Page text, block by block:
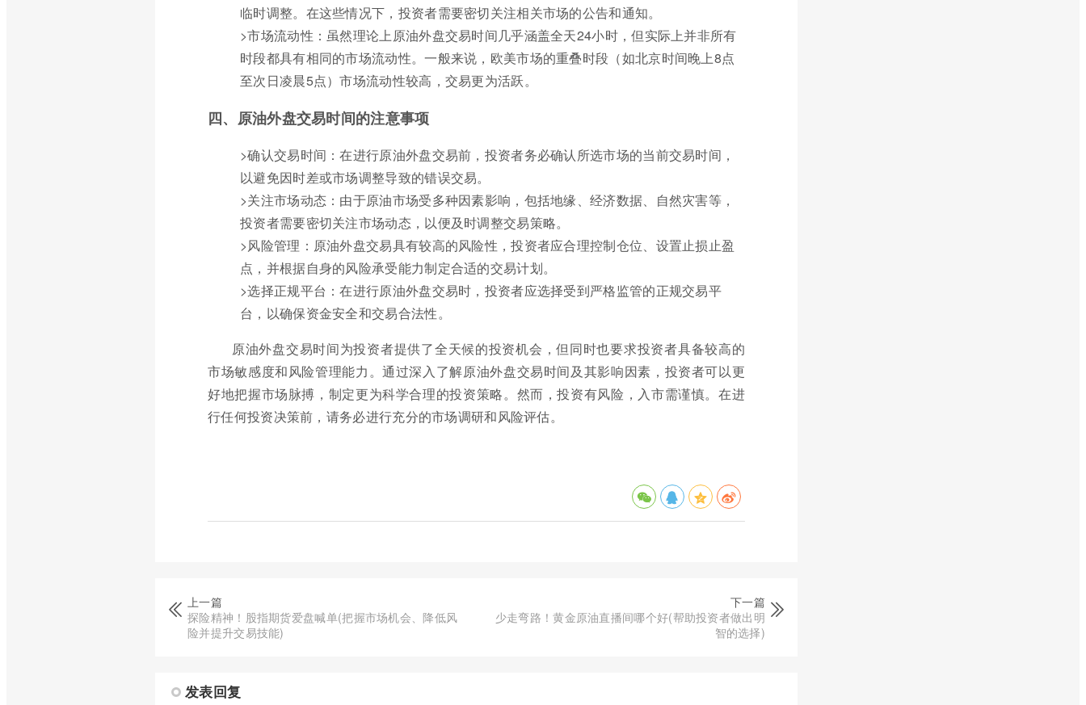
临时调整。在这些情况下，投资者需要密切关注相关市场的公告和通知。
>市场流动性：虽然理论上原油外盘交易时间几乎涵盖全天24小时，但实际上并非所有
时段都具有相同的市场流动性。一般来说，欧美市场的重叠时段（如北京时间晚上8点
至次日凌晨5点）市场流动性较高，交易更为活跃。
四、原油外盘交易时间的注意事项
>确认交易时间：在进行原油外盘交易前，投资者务必确认所选市场的当前交易时间，
以避免因时差或市场调整导致的错误交易。
>关注市场动态：由于原油市场受多种因素影响，包括地缘、经济数据、自然灾害等，
投资者需要密切关注市场动态，以便及时调整交易策略。
>风险管理：原油外盘交易具有较高的风险性，投资者应合理控制仓位、设置止损止盈
点，并根据自身的风险承受能力制定合适的交易计划。
>选择正规平台：在进行原油外盘交易时，投资者应选择受到严格监管的正规交易平
台，以确保资金安全和交易合法性。
原油外盘交易时间为投资者提供了全天候的投资机会，但同时也要求投资者具备较高的
市场敏感度和风险管理能力。通过深入了解原油外盘交易时间及其影响因素，投资者可以更
好地把握市场脉搏，制定更为科学合理的投资策略。然而，投资有风险，入市需谨慎。在进
行任何投资决策前，请务必进行充分的市场调研和风险评估。
上一篇
探险精神！股指期货爱盘喊单(把握市场机会、降低风
险并提升交易技能)
下一篇
少走弯路！黄金原油直播间哪个好(帮助投资者做出明
智的选择)
发表回复